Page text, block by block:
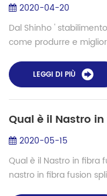
2020-04-20
Dal Shinho '
come produrre e
abbiamo una squadra
LEGGI DI PIÙ
Qual è il Nastro
2020-05-15
Qual è il Nastro in fibra
nastro in fibra fusion